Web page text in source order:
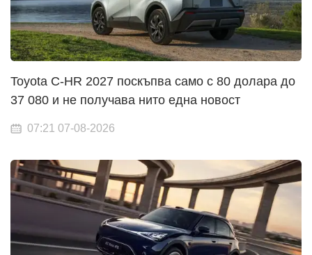
Toyota C-HR 2027 поскъпва само с 80 долара до
37 080 и не получава нито една новост
07:21 07-08-2026